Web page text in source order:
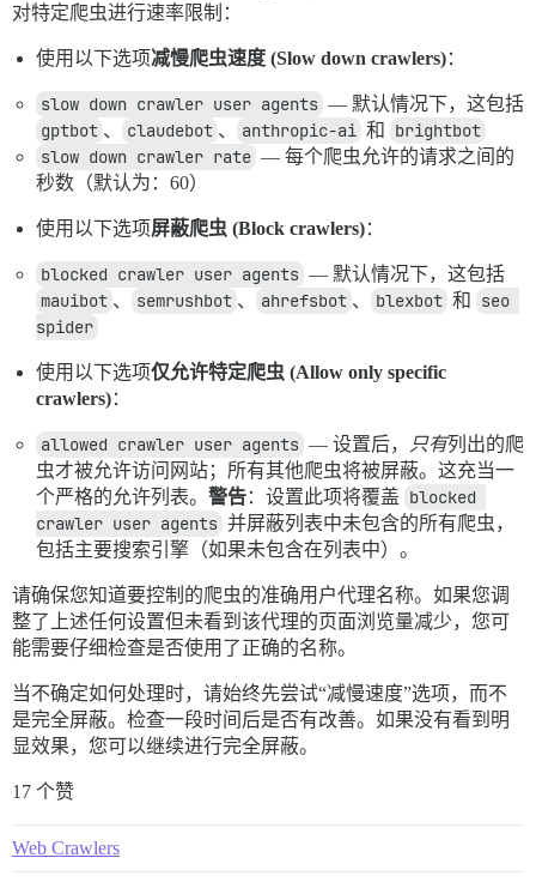
对特定爬虫进行速率限制：
使用以下选项减慢爬虫速度 (Slow down crawlers)：
slow down crawler user agents — 默认情况下，这包括
gptbot 、 claudebot 、 anthropic-ai 和
brightbot
slow down crawler rate — 每个爬虫允许的请求之间的
秒数（默认为：60）
使用以下选项屏蔽爬虫 (Block crawlers)：
blocked crawler user agents — 默认情况下，这包括
mauibot 、 semrushbot 、 ahrefsbot 、 blexbot 和
seo
spider
使用以下选项仅允许特定爬虫 (Allow only specific
crawlers)：
allowed crawler user agents — 设置后， 只有列出的爬
虫才被允许访问网站；所有其他爬虫将被屏蔽。这充当一
个严格的允许列表。 警告：设置此项将覆盖 blocked
crawler user agents 并屏蔽列表中未包含的所有爬虫，
包括主要搜索引擎（如果未包含在列表中）。
请确保您知道要控制的爬虫的准确用户代理名称。如果您调
整了上述任何设置但未看到该代理的页面浏览量减少，您可
能需要仔细检查是否使用了正确的名称。
当不确定如何处理时，请始终先尝试“减慢速度”选项，而不
是完全屏蔽。检查一段时间后是否有改善。如果没有看到明
显效果，您可以继续进行完全屏蔽。
17 个赞
Web Crawlers